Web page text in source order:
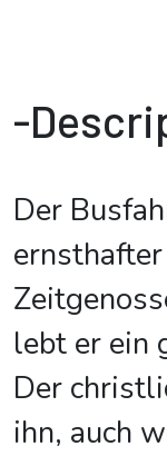
-
Der
lebt er ein
Der
ihn, auch